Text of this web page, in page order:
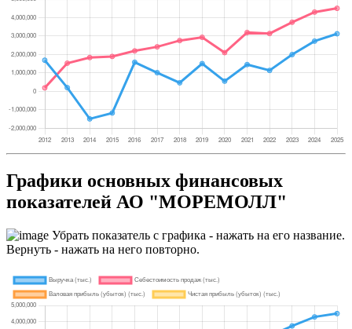
Графики основных финансовых
показателей АО "МОРЕМОЛЛ"
Убрать показатель с графика - нажать на его название.
Вернуть - нажать на него повторно.